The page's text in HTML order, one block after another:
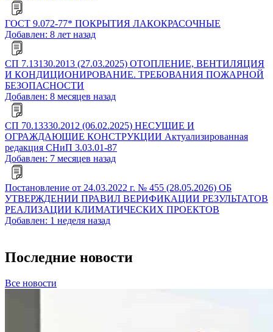
ГОСТ 9.072-77* ПОКРЫТИЯ ЛАКОКРАСОЧНЫЕ
Добавлен: 8 лет назад
СП 7.13130.2013 (27.03.2025) ОТОПЛЕНИЕ, ВЕНТИЛЯЦИЯ
И КОНДИЦИОНИРОВАНИЕ. ТРЕБОВАНИЯ ПОЖАРНОЙ
БЕЗОПАСНОСТИ
Добавлен: 8 месяцев назад
СП 70.13330.2012 (06.02.2025) НЕСУЩИЕ И
ОГРАЖДАЮЩИЕ КОНСТРУКЦИИ Актуализированная
редакция СНиП 3.03.01-87
Добавлен: 7 месяцев назад
Постановление от 24.03.2022 г. № 455 (28.05.2026) ОБ
УТВЕРЖДЕНИИ ПРАВИЛ ВЕРИФИКАЦИИ РЕЗУЛЬТАТОВ
РЕАЛИЗАЦИИ КЛИМАТИЧЕСКИХ ПРОЕКТОВ
Добавлен: 1 неделя назад
Последние новости
Все новости